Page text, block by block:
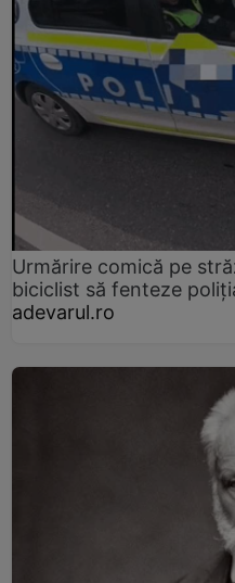
Urmărire comică pe
biciclist să fenteze
adevarul.ro